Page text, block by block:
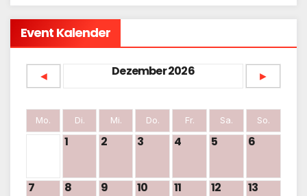
Event Kalender
◄ Dezember 2026 ►
Mo. Di. Mi. Do. Fr. Sa. So.
1 2 3 4 5 6
7 8 9 10 11 12 13